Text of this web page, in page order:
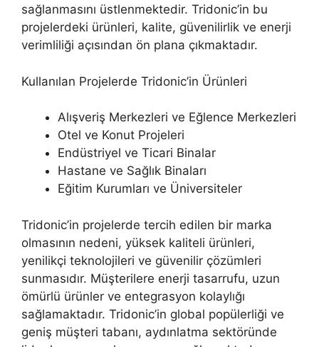
sağlanmasını üstlenmektedir. Tridonic’in bu
projelerdeki ürünleri, kalite, güvenilirlik ve enerji
verimliliği açısından ön plana çıkmaktadır.
Kullanılan Projelerde Tridonic’in Ürünleri
Alışveriş Merkezleri ve Eğlence Merkezleri
Otel ve Konut Projeleri
Endüstriyel ve Ticari Binalar
Hastane ve Sağlık Binaları
Eğitim Kurumları ve Üniversiteler
Tridonic’in projelerde tercih edilen bir marka
olmasının nedeni, yüksek kaliteli ürünleri,
yenilikçi teknolojileri ve güvenilir çözümleri
sunmasıdır. Müşterilere enerji tasarrufu, uzun
ömürlü ürünler ve entegrasyon kolaylığı
sağlamaktadır. Tridonic’in global popülerliği ve
geniş müşteri tabanı, aydınlatma sektöründe